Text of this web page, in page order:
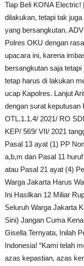
Tiap Beli KONA
dilakukan, tetapi tak
yang bersangkutan.
Polres OKU dengan
upacara ini, karena
bersangkutan saja
tetap harus di lakukan
ucap Kapolres. Lanjut
dengan surat keputusan
OTL.1.1.4/ 2021/ RO
KEP/ 569/ VII/ 2021
Pasal 13 ayat (1) PP
a,b,m dan Pasal 11
atau Pasal 21 ayat (4)
Warga Jakarta Harus
Ini Hasilkan 12 Miliar
Seluruh Warga Jakarta
Sini) Jangan Cuma
Gisella Ternyata, Inilah
Indonesia! “Kami telah
azas kepastian, azas